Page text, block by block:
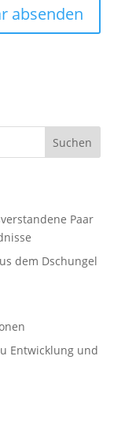
Suchen
Paar
dem Dschungel
Entwicklung und